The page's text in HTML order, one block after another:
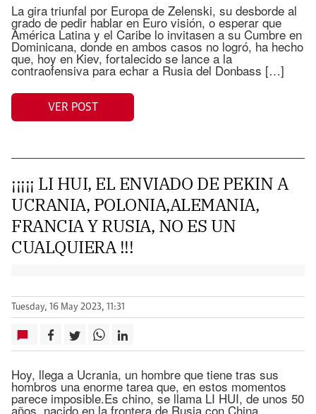
La gira triunfal por Europa de Zelenski, su desborde al
grado de pedir hablar en Euro visión, o esperar que
América Latina y el Caribe lo invitasen a su Cumbre en
Dominicana, donde en ambos casos no logró, ha hecho
que, hoy en Kiev, fortalecido se lance a la
contraofensiva para echar a Rusia del Donbass […]
VER POST
¡¡¡¡¡ LI HUI, EL ENVIADO DE PEKIN A
UCRANIA, POLONIA,ALEMANIA,
FRANCIA Y RUSIA, NO ES UN
CUALQUIERA !!!
Tuesday, 16 May 2023, 11:31
Hoy, llega a Ucrania, un hombre que tiene tras sus
hombros una enorme tarea que, en estos momentos
parece imposible.Es chino, se llama LI HUI, de unos 50
años, nacido en la frontera de Rusia con China,